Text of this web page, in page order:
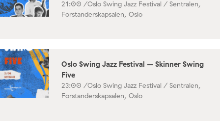
21:00 /Oslo Swing Jazz Festival / Sentralen,
Forstanderskapsalen, Oslo
Oslo Swing Jazz Festival – Skinner Swing
Five
23:00 /Oslo Swing Jazz Festival / Sentralen,
Forstanderskapsalen, Oslo